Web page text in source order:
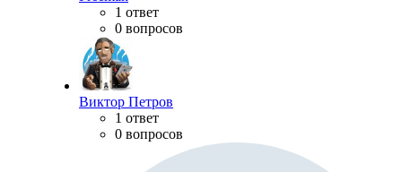
1 ответ
0 вопросов
Виктор Петров
1 ответ
0 вопросов